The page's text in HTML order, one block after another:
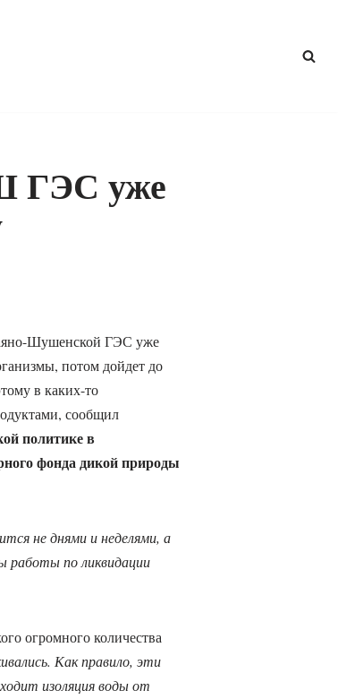
ГЭС уже
Шушенской ГЭС уже
потом дойдет до
в каких-то
сообщил
политике в
фонда дикой природы
не днями и неделями, а
работы по ликвидации
огромного количества
Как правило, эти
изоляция воды от